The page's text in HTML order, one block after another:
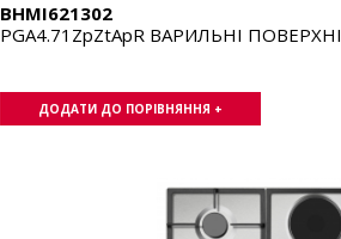
BHMI621302
PGA4.71ZpZtApR ВАРИЛЬНІ ПОВЕРХНІ
ДОДАТИ ДО ПОРІВНЯННЯ +